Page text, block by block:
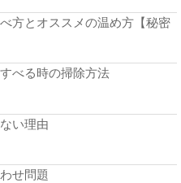
方とオススメの温め方【秘密
べる時の掃除方法
い理由
せ問題